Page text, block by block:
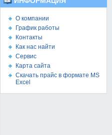
О компании
График работы
Контакты
Как нас найти
Сервис
Карта сайта
Скачать прайс в формате MS
Excel